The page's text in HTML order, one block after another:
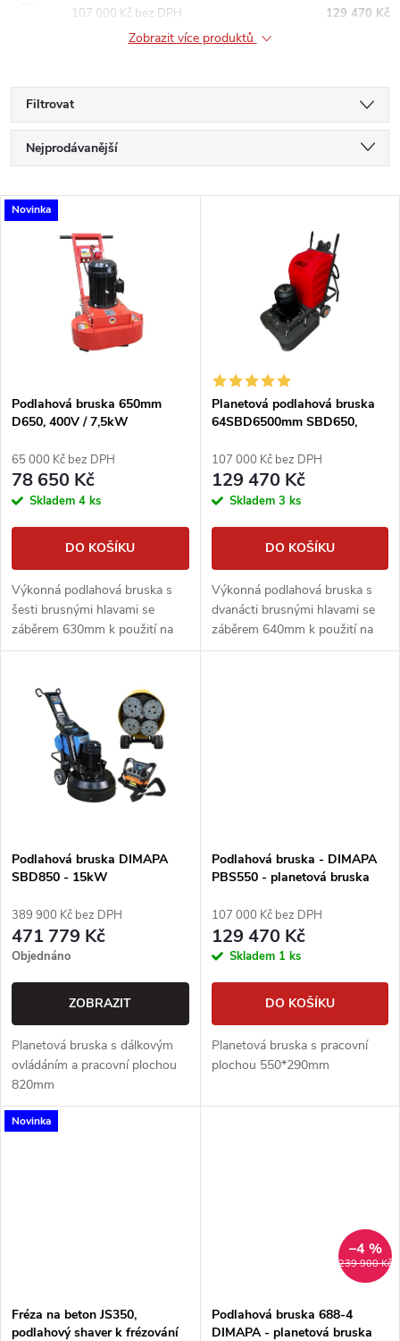
129 470 Kč
107 000 Kč bez DPH
Zobrazit více produktů
Filtrovat
Ř
a
p
r
o
u
k
Nejprodávanější
Nejdražší
Abecedně
V
s
p
r
o
d
u
k
Novinka
Podlahová bruska 650mm
D650, 400V / 7,5kW
65 000 Kč bez DPH
78 650 Kč
Skladem 4 ks
DO KOŠÍKU
Výkonná podlahová bruska s
šesti brusnými hlavami se
záběrem 630mm k použití na
betonové podlah.
Planetová podlahová bruska
64SBD6500mm SBD650,
107 000 Kč bez DPH
129 470 Kč
Skladem 3 ks
DO KOŠÍKU
Výkonná podlahová bruska s
dvanácti brusnými hlavami se
záběrem 640mm k použití na
betonové podlah.
Podlahová bruska DIMAPA
SBD850 - 15kW
389 900 Kč bez DPH
471 779 Kč
Objednáno
ZOBRAZIT
Planetová bruska s dálkovým
ovládáním a pracovní plochou
820mm
Podlahová bruska - DIMAPA
PBS550 - planetová bruska
107 000 Kč bez DPH
129 470 Kč
Skladem 1 ks
DO KOŠÍKU
Planetová bruska s pracovní
plochou 550*290mm
Novinka
Fréza na beton JS350,
podlahový shaver k frézování
239 900 Kč
–4 %
Podlahová bruska 688-4
DIMAPA - planetová bruska